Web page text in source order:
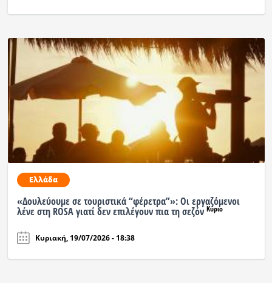
Ελλάδα
«Δουλεύουμε σε τουριστικά “φέρετρα”»: Οι εργαζόμενοι
λένε στη ROSA γιατί δεν επιλέγουν πια τη σεζόν Κύριο
Κυριακή, 19/07/2026 - 18:38